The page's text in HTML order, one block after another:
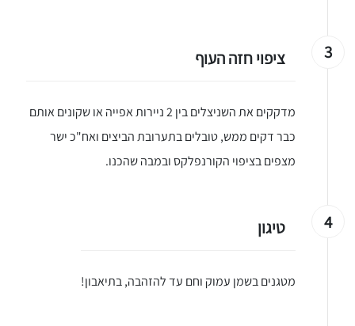
3 ציפוי חזה העוף
מדקקים את השניצלים בין 2 ניירות אפייה או שקונים אותם
כבר דקים ממש, טובלים בתערובת הביצים ואח"כ ישר
מצפים בציפוי הקורנפלקס ובמבה שהכנו.
4 טיגון
מטגנים בשמן עמוק וחם עד להזהבה, בתיאבון!